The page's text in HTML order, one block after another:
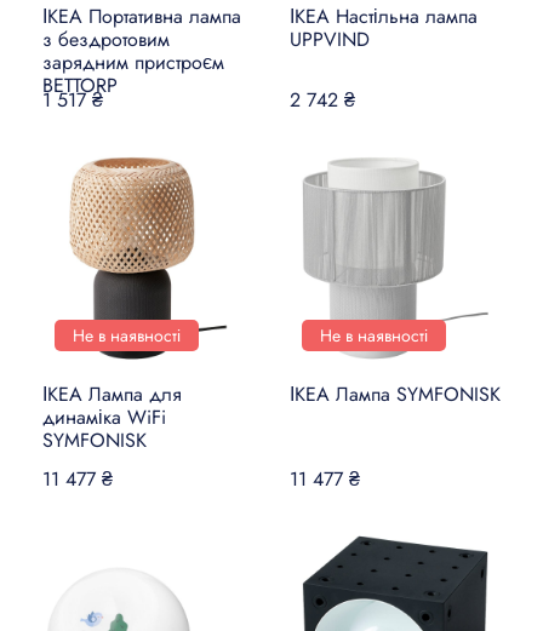
ІКЕА Портативна лампа
з бездротовим
зарядним пристроєм
BETTORP
1 517 ₴
ІКЕА Настільна лампа
UPPVIND
2 742 ₴
Не в наявності
ІКЕА Лампа для
динаміка WiFi
SYMFONISK
11 477 ₴
Не в наявності
ІКЕА Лампа SYMFONISK
11 477 ₴